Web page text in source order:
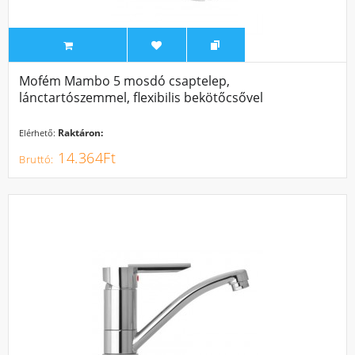
Mofém Mambo 5 mosdó csaptelep,
lánctartószemmel, flexibilis bekötőcsővel
Elérhető: Raktáron:
14.364Ft